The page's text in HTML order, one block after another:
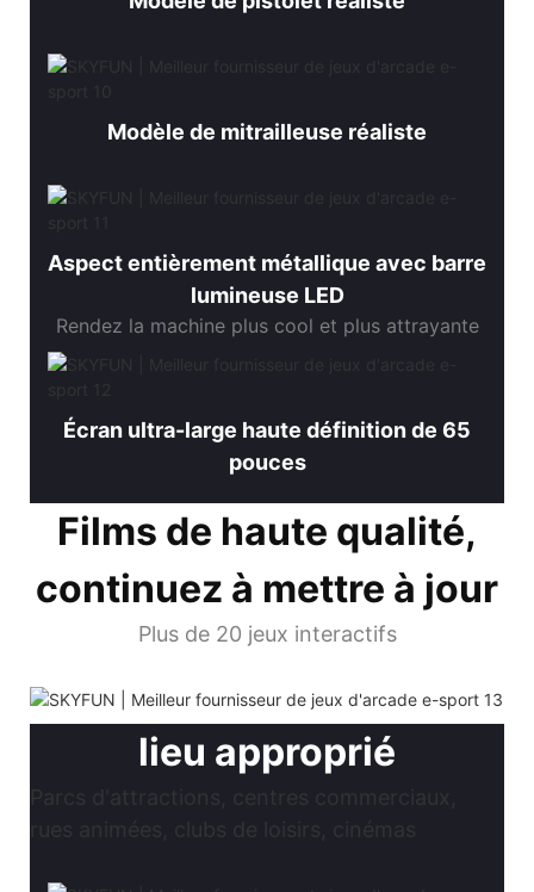
Modèle de mitrailleuse réaliste
Aspect entièrement métallique avec barre
lumineuse LED
Rendez la machine plus cool et plus attrayante
Écran ultra-large haute définition de 65
pouces
Films de haute qualité,
continuez à mettre à jour
Plus de 20 jeux interactifs
lieu approprié